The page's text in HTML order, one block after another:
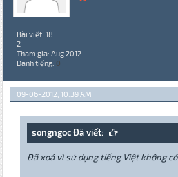
Bài viết: 18
2
Tham gia: Aug 2012
Danh tiếng: 0
09-06-2012, 10:39 AM
songngoc Đã viết:
Đã xoá vì sử dụng tiếng Việt không